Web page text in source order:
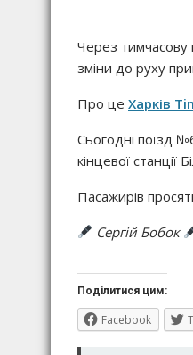
Через тимчасову
зміни до руху
Про це Харків
Сьогодні поїзд
кінцевої станції
Пасажирів
Сергій Бобок
Поділитися цим:
Facebook